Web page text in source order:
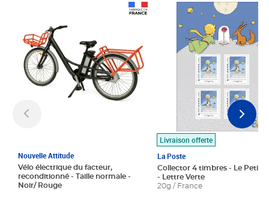
Nouvelle Attitude
Vélo électrique du facteur,
reconditionné - Taille normale -
Noir/ Rouge
Livraison offerte
La Poste
Collector 4 timbres - Le Petit
- Lettre Verte
20g / France
Prix 7,50€